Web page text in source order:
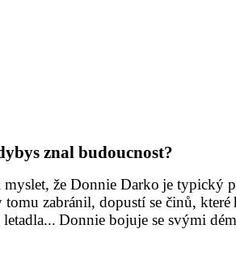
znal budoucnost?
že Donnie Darko je typický
tomu zabránil, dopustí se činů, které
Donnie bojuje se svými